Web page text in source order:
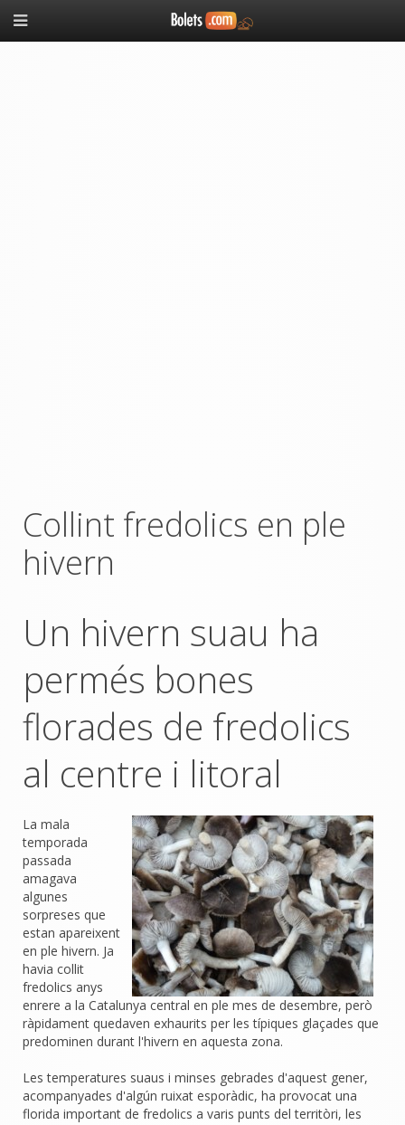
Collint fredolics en ple
hivern
Un hivern suau ha
permés bones
florades de fredolics
al centre i litoral
La mala
temporada
passada
amagava
algunes
sorpreses que
estan apareixent
en ple hivern. Ja
havia collit
fredolics anys
enrere a la Catalunya central en ple mes de desembre, però
ràpidament quedaven exhaurits per les típiques glaçades que
predominen durant l'hivern en aquesta zona.
Les temperatures suaus i minses gebrades d'aquest gener,
acompanyades d'algún ruixat esporàdic, ha provocat una
florida important de fredolics a varis punts del territòri, les